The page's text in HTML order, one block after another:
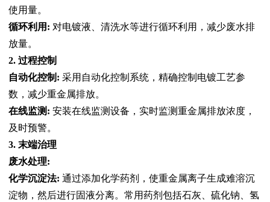
使用量。
循环利用: 对电镀液、清洗水等进行循环利用，减少废水排
放量。
2. 过程控制
自动化控制: 采用自动化控制系统，精确控制电镀工艺参
数，减少重金属排放。
在线监测: 安装在线监测设备，实时监测重金属排放浓度，
及时预警。
3. 末端治理
废水处理:
化学沉淀法: 通过添加化学药剂，使重金属离子生成难溶沉
淀物，然后进行固液分离。常用药剂包括石灰、硫化钠、氢